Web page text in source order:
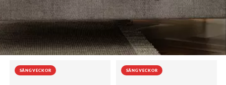
SÄNGVECKOR SÄNGVECKOR